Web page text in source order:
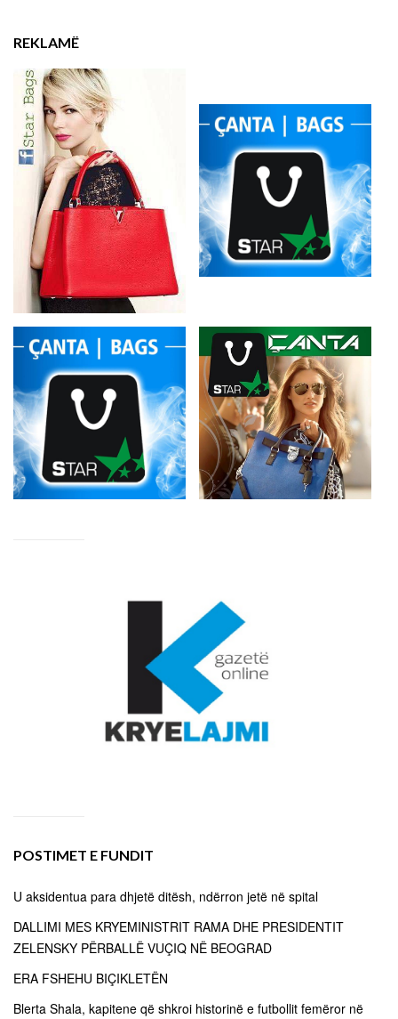
REKLAMË
POSTIMET E FUNDIT
U aksidentua para dhjetë ditësh, ndërron jetë në spital
DALLIMI MES KRYEMINISTRIT RAMA DHE PRESIDENTIT
ZELENSKY PËRBALLË VUÇIQ NË BEOGRAD
ERA FSHEHU BIÇIKLETËN
Blerta Shala, kapitene që shkroi historinë e futbollit femëror në